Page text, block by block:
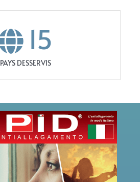
15
PAYS DESSERVIS